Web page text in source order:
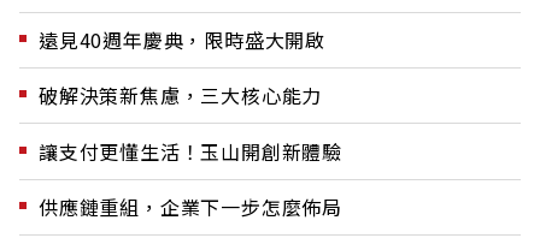
遠見40週年慶典，限時盛大開啟
破解決策新焦慮，三大核心能力
讓支付更懂生活！玉山開創新體驗
供應鏈重組，企業下一步怎麼佈局